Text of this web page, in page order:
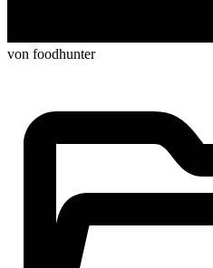
von foodhunter